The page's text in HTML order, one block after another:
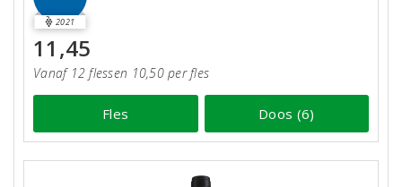
2021
11,45
Vanaf 12 flessen 10,50 per fles
Fles Doos (6)